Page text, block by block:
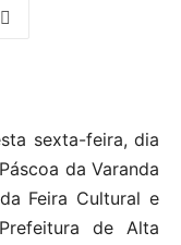
sexta-feira, dia
da Varanda
Feira Cultural e
de Alta